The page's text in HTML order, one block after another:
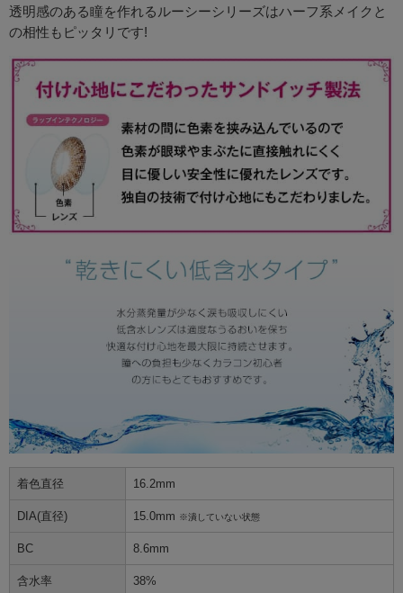
透明感のある瞳を作れるルーシーシリーズはハーフ系メイクと
の相性もピッタリです!
着色直径 16.2mm
DIA(直径) 15.0mm ※潰していない状態
BC 8.6mm
含水率 38%